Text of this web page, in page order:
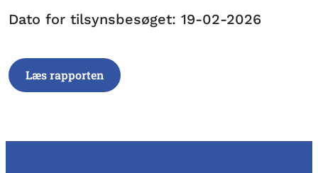
Dato for tilsynsbesøget: 19-02-2026
Læs rapporten